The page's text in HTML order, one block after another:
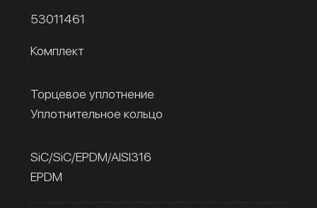
53011461
Комплект
Торцевое уплотнение
Уплотнительное кольцо
SiC/SiC/EPDM/AISI316
EPDM